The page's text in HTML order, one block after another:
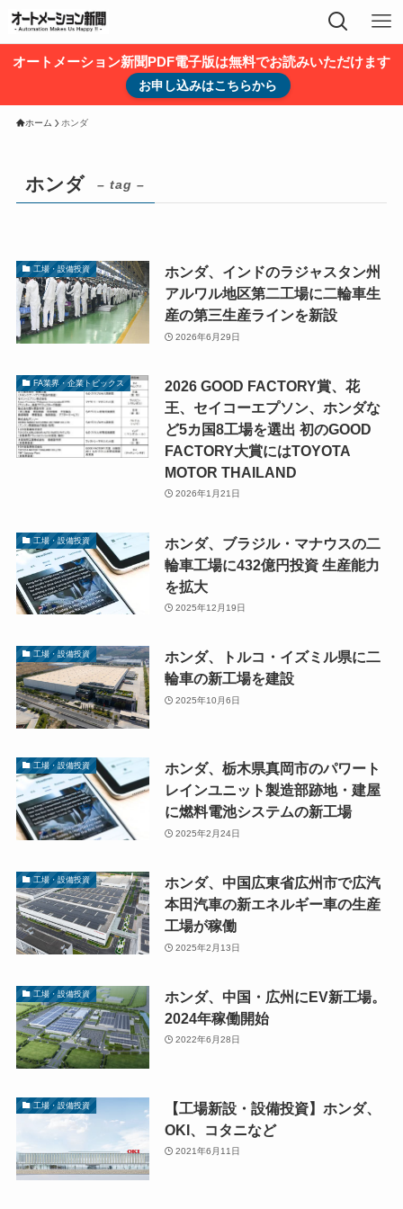
オートメーション新聞PDF電子版は無料でお読みいただけます
お申し込みはこちらから
ホーム ホンダ
ホンダ – tag –
工場・設備投資
ホンダ、インドのラジャスタン州
アルワル地区第二工場に二輪車生
産の第三生産ラインを新設
2026年6月29日
FA業界・企業トピックス
2026 GOOD FACTORY賞、花
王、セイコーエプソン、ホンダな
ど5カ国8工場を選出 初のGOOD
FACTORY大賞にはTOYOTA
MOTOR THAILAND
2026年1月21日
工場・設備投資
ホンダ、ブラジル・マナウスの二
輪車工場に432億円投資 生産能力
を拡大
2025年12月19日
工場・設備投資
ホンダ、トルコ・イズミル県に二
輪車の新工場を建設
2025年10月6日
工場・設備投資
ホンダ、栃木県真岡市のパワート
レインユニット製造部跡地・建屋
に燃料電池システムの新工場
2025年2月24日
工場・設備投資
ホンダ、中国広東省広州市で広汽
本田汽車の新エネルギー車の生産
工場が稼働
2025年2月13日
工場・設備投資
ホンダ、中国・広州にEV新工場。
2024年稼働開始
2022年6月28日
工場・設備投資
【工場新設・設備投資】ホンダ、
OKI、コタニなど
2021年6月11日